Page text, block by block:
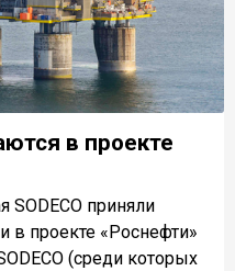
в проекте
SODECO приняли
в проекте «Роснефти»
(среди которых